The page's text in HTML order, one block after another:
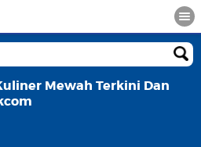
Mewah Terkini Dan